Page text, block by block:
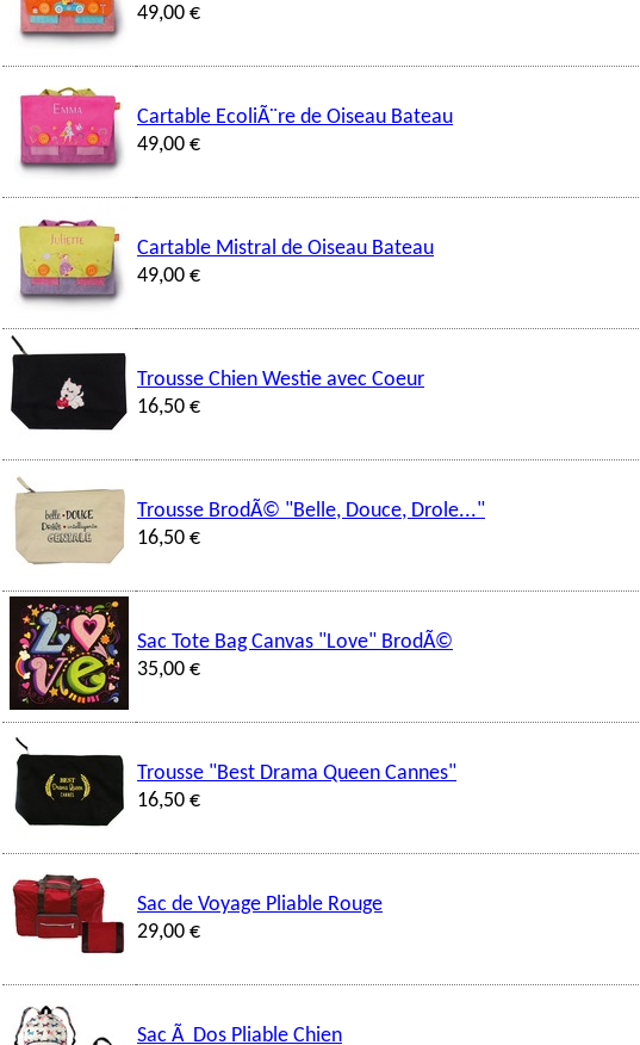
49,00 €
Cartable EcoliÃ¨re de Oiseau Bateau
49,00 €
Cartable Mistral de Oiseau Bateau
49,00 €
Trousse Chien Westie avec Coeur
16,50 €
Trousse BrodÃ© "Belle, Douce, Drole..."
16,50 €
Sac Tote Bag Canvas "Love" BrodÃ©
35,00 €
Trousse "Best Drama Queen Cannes"
16,50 €
Sac de Voyage Pliable Rouge
29,00 €
Sac Ã Dos Pliable Chien